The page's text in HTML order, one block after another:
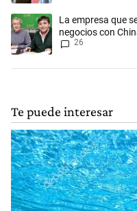
Un artículo de tendencia con
La empresa que
negocios con
26